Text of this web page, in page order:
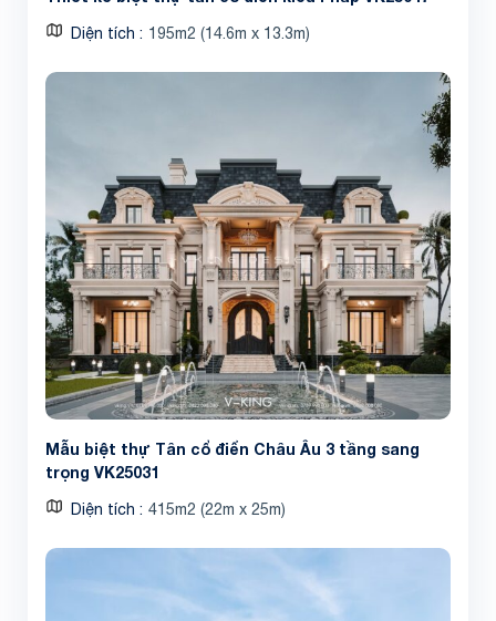
Diện tích 195m2 (14.6m x 13.3m)
Mẫu biệt thự Tân cổ điển Châu Âu 3 tầng sang
trọng VK25031
Diện tích 415m2 (22m x 25m)